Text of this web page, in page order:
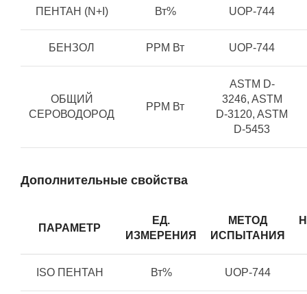
ПЕНТАН (N+I) Вт% UOP-744
БЕНЗОЛ PPM Вт UOP-744
ОБЩИЙ
СЕРОВОДОРОД
PPM Вт
ASTM D-
3246, ASTM
D-3120, ASTM
D-5453
Дополнительные свойства
ПАРАМЕТР
ЕД.
ИЗМЕРЕНИЯ
МЕТОД
ИСПЫТАНИЯ
ISO ПЕНТАН Вт% UOP-744